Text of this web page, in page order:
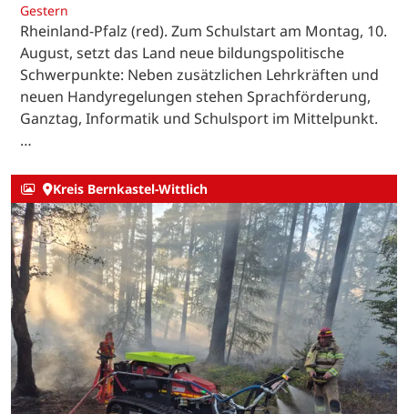
Gestern
Rheinland-Pfalz (red). Zum Schulstart am Montag, 10.
August, setzt das Land neue bildungspolitische
Schwerpunkte: Neben zusätzlichen Lehrkräften und
neuen Handyregelungen stehen Sprachförderung,
Ganztag, Informatik und Schulsport im Mittelpunkt.
…
Kreis Bernkastel-Wittlich